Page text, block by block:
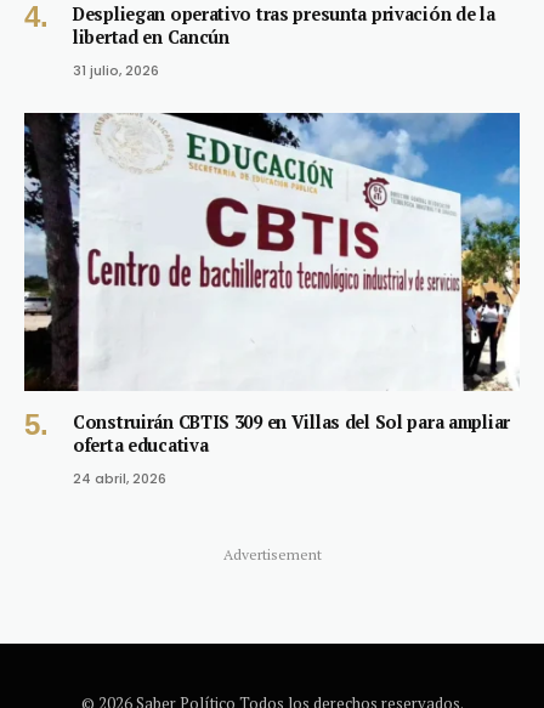
Despliegan operativo tras presunta privación de la
libertad en Cancún
31 julio, 2026
Construirán CBTIS 309 en Villas del Sol para ampliar
oferta educativa
24 abril, 2026
Advertisement
© 2026 Saber Político Todos los derechos reservados.